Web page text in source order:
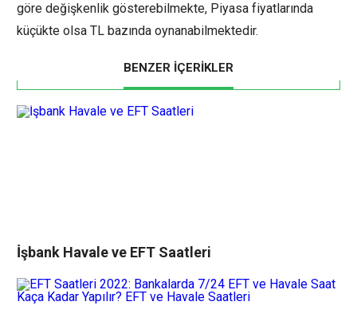
göre değişkenlik gösterebilmekte, Piyasa fiyatlarında
küçükte olsa TL bazında oynanabilmektedir.
BENZER İÇERİKLER
İşbank Havale ve EFT Saatleri